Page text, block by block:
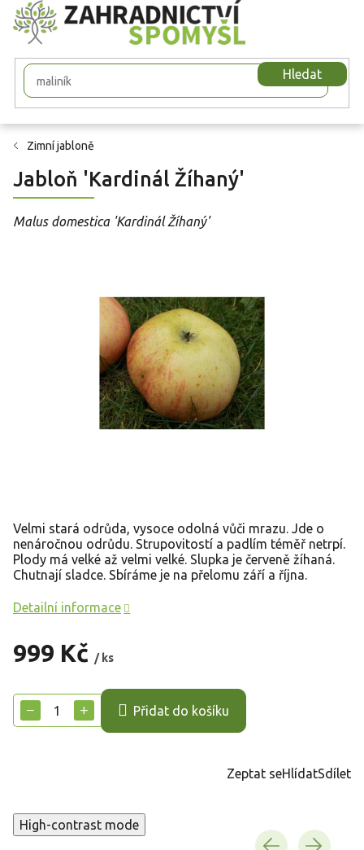
Přejít
na
obsah
Hledat
Zimní jabloně
Jabloň 'Kardinál Žíhaný'
Malus domestica 'Kardinál Žíhaný'
999 Kč / ks
cena:
+
− Přidat do košíku
Velmi stará odrůda, vysoce odolná vůči mrazu. Jde o
nenáročnou odrůdu. Strupovitostí a padlím téměř netrpí.
Plody má velké až velmi velké. Slupka je červeně žíhaná.
Chutnají sladce. Sbíráme je na přelomu září a října.
Detailní informace
Zeptat seHlídatSdílet
High-contrast mode